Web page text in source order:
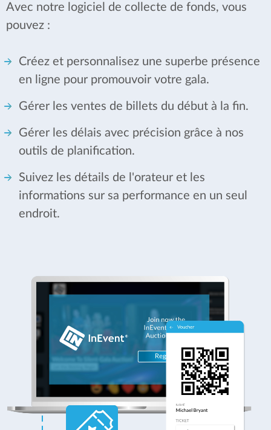
Avec notre logiciel de collecte de fonds, vous
pouvez :
Créez et personnalisez une superbe présence
en ligne pour promouvoir votre gala.
Gérer les ventes de billets du début à la fin.
Gérer les délais avec précision grâce à nos
outils de planification.
Suivez les détails de l'orateur et les
informations sur sa performance en un seul
endroit.